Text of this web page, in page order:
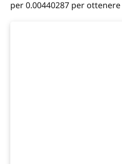
per 0.00440287 per